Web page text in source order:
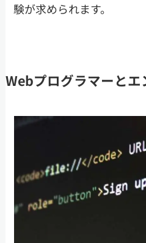
験が求められます。
Webプログラマーと